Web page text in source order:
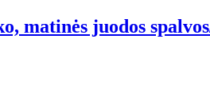
matinės juodos